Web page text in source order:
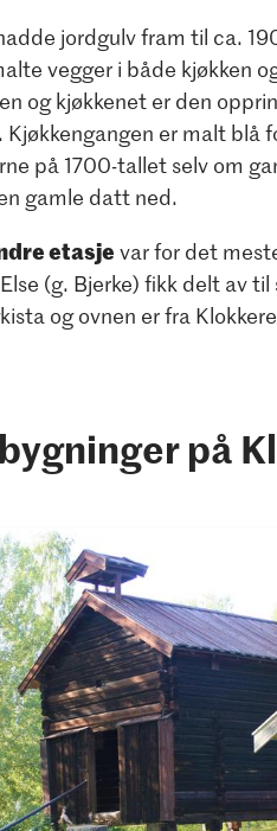
jordgulv fram til ca.
vegger i både kjøkken
og kjøkkenet er den
Kjøkkengangen er malt blå
på 1700-tallet selv om
gamle datt ned.
etasje var for det
(g. Bjerke) fikk delt av
og ovnen er fra
på